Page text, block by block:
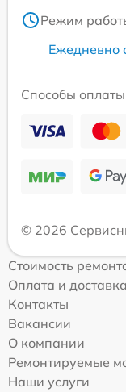
Режим
Ежедневно
Способы оплаты
© 2026
Стоимость
Оплата и доставка
Контакты
Вакансии
О компании
Ремонтируемые
Наши услуги